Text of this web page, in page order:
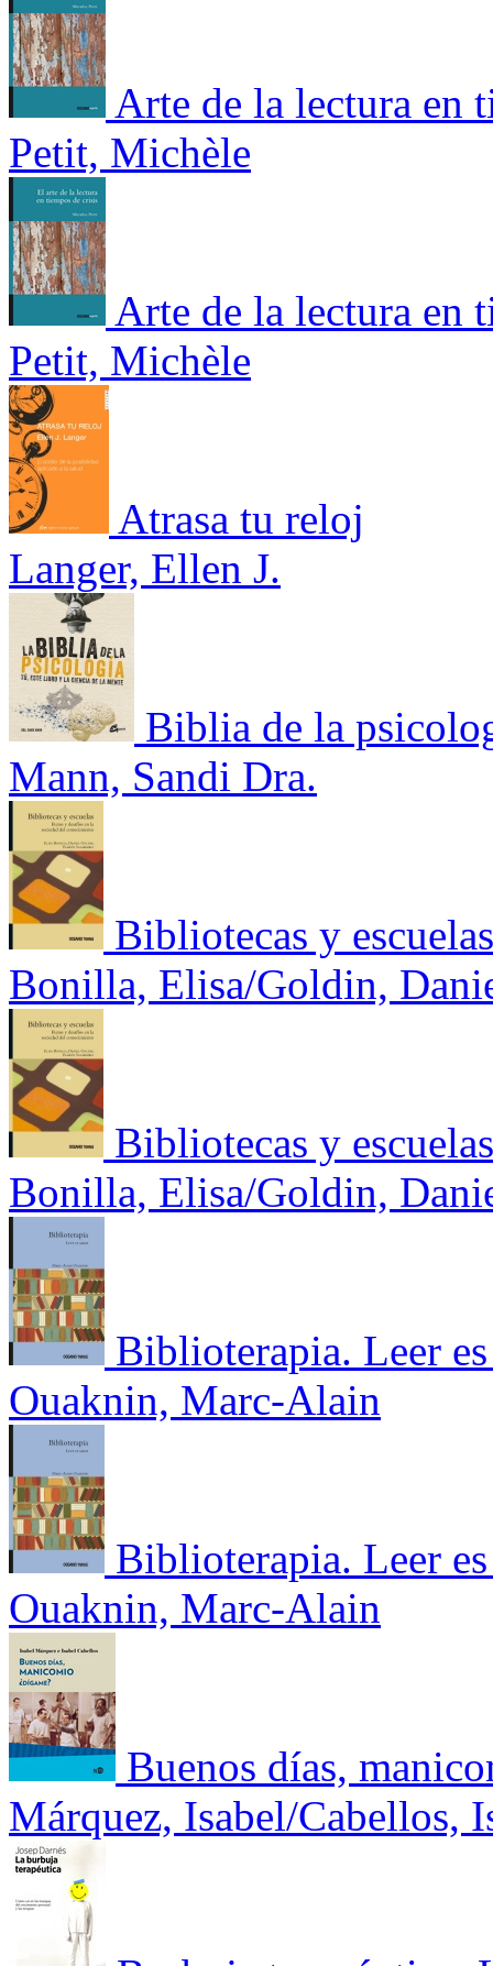
Arte de la lectura en
Petit, Michèle
Arte de la lectura en
Petit, Michèle
Atrasa tu reloj
Langer, Ellen J.
Biblia de la
Mann, Sandi Dra.
Bibliotecas y escuelas
Bonilla, Elisa/Goldin,
Bibliotecas y escuelas
Bonilla, Elisa/Goldin,
Biblioterapia. Leer es
Ouaknin, Marc-Alain
Biblioterapia. Leer es
Ouaknin, Marc-Alain
Buenos días,
Márquez, Isabel/Cabellos,